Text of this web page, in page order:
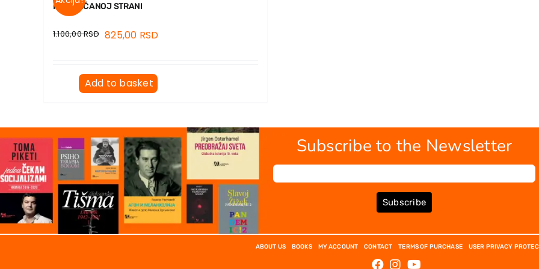
NA SUNČANOJ STRANI
1.100,00RSD 825,00 RSD
Add to basket
Subscribe to the Newsletter
Subscribe
ABOUT US BOOKS MY ACCOUNT CONTACT TERMS OF PURCHASE USER PRIVACY